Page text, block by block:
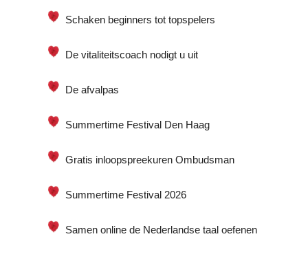
Schaken beginners tot topspelers
De vitaliteitscoach nodigt u uit
De afvalpas
Summertime Festival Den Haag
Gratis inloopspreekuren Ombudsman
Summertime Festival 2026
Samen online de Nederlandse taal oefenen